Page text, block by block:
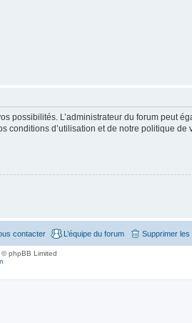
possibilités. L’administrateur du forum peut
d’utilisation et de notre politique
Supprimer
L’équipe du forum
contacter
phpBB Limited